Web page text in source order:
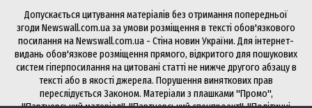
Допускається цитування матеріалів без отримання попередньої
згоди Newswall.com.ua за умови розміщення в тексті обов'язкового
посилання на Newswall.com.ua - Стіна новин України. Для інтернет-
видань обов'язкове розміщення прямого, відкритого для пошукових
систем гіперпосилання на цитовані статті не нижче другого абзацу в
тексті або в якості джерела. Порушення виняткових прав
переслідується Законом. Матеріали з плашками "Промо",